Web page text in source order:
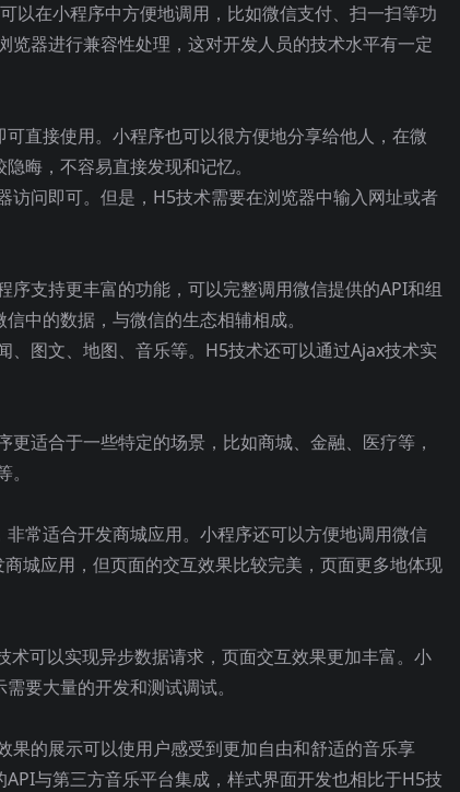
以在小程序中方便地调用，比如微信支付、扫一扫等功
器进行兼容性处理，这对开发人员的技术水平有一定
直接使用。小程序也可以很方便地分享给他人，在微
晦，不容易直接发现和记忆。
访问即可。但是，H5技术需要在浏览器中输入网址或者
支持更丰富的功能，可以完整调用微信提供的API和组
中的数据，与微信的生态相辅相成。
图文、地图、音乐等。H5技术还可以通过Ajax技术实
适合于一些特定的场景，比如商城、金融、医疗等，
常适合开发商城应用。小程序还可以方便地调用微信
城应用，但页面的交互效果比较完美，页面更多地体现
可以实现异步数据请求，页面交互效果更加丰富。小
要大量的开发和测试调试。
的展示可以使用户感受到更加自由和舒适的音乐享
与第三方音乐平台集成，样式界面开发也相比于H5技